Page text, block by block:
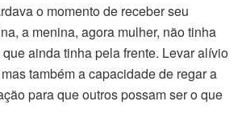
o momento de receber seu
a menina, agora mulher, não tinha
ainda tinha pela frente. Levar alívio
também a capacidade de regar a
para que outros possam ser o que